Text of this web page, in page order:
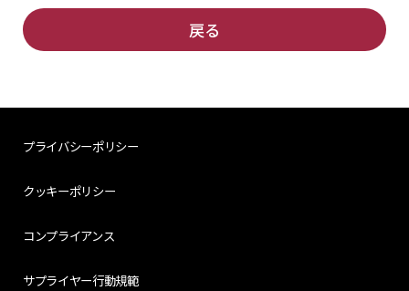
戻る
プライバシーポリシー
クッキーポリシー
コンプライアンス
サプライヤー行動規範